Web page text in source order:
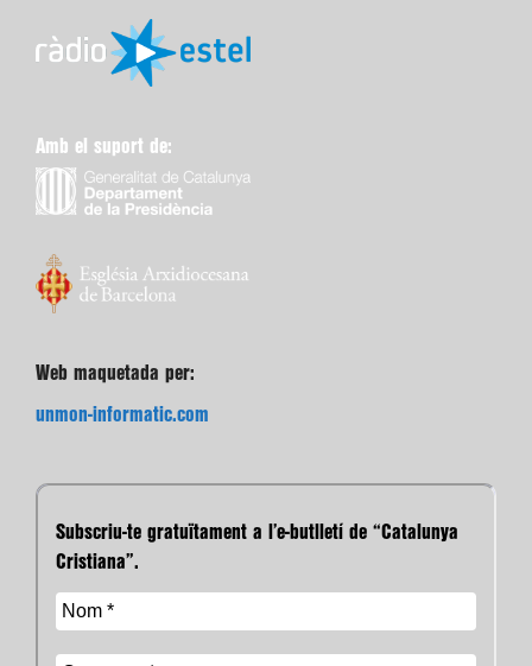
Amb el suport de:
Web maquetada per:
unmon-informatic.com
Subscriu-te gratuïtament a l’e-butlletí de “Catalunya
Cristiana”.